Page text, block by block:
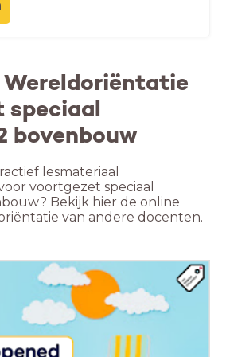
Wereldoriëntatie
speciaal
bovenbouw
lesmateriaal
voortgezet speciaal
Bekijk hier de online
van andere docenten.